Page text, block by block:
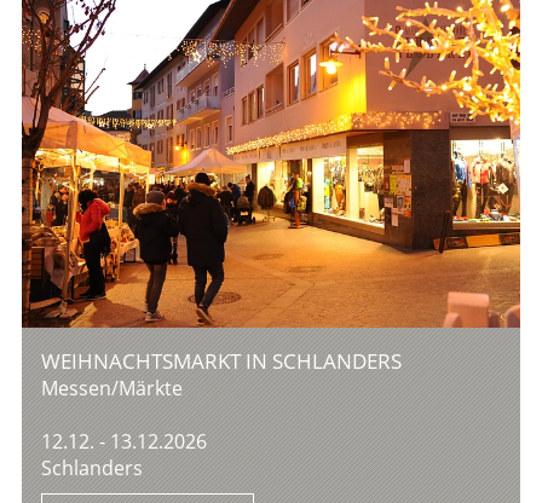
WEIHNACHTSMARKT IN SCHLANDERS
Messen/Märkte
12.12. - 13.12.2026
Schlanders